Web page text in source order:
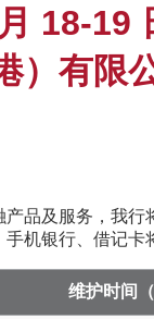
18-19
）有限
品及服务，我
机银行、借记卡
维护时间